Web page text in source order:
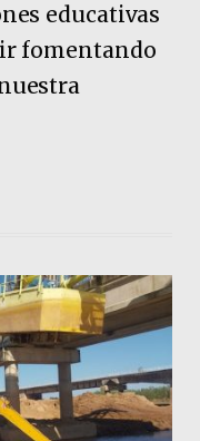
educativas
fomentando